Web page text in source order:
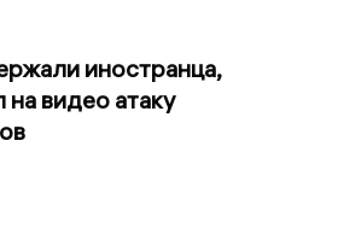
иностранца,
видео атаку